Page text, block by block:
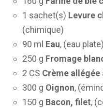
1 sachet(s) Levure
(chimique)
90 ml Eau, (eau plate)
250 g Fromage
2 CS Crème allégée
300 g Oignon,
150 g Bacon, filet,